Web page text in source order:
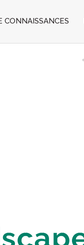
CONNAISSANCES